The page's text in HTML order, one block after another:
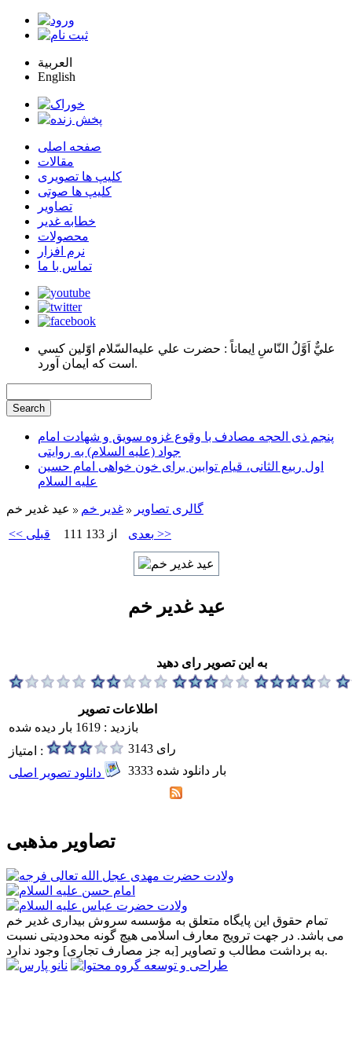
العربية
English
صفحه اصلی
مقالات
کلیپ ها تصویری
کلیپ ها صوتی
تصاویر
خطابه غدیر
محصولات
نرم افزار
تماس با ما
عليٌّ اَوَّلُ النّاسِ اِيماناً : حضرت علي عليه‌السّلام اوّلين كسي
است كه ايمان آورد.
پنجم ذی الحجه مصادف با وقوع غزوه سویق و شهادت امام
جواد (علیه السلام) به روایتی
اول ربیع الثانی، قیام توابین برای خون خواهی امام حسین
علیه السلام
گالری تصاویر غدير خم
عید غدیر خم
<< قبلی
111 از 133 بعدی >>
عید غدیر خم
به این تصویر رای دهید
اطلاعات تصویر
بازدید : 1619 بار دیده شده
امتیاز :
3143 رای
3333 بار دانلود شده
تصاویر مذهبی
تمام حقوق این پایگاه متعلق به مؤسسه سروش بیداری غدیر خم
می باشد. در جهت ترویج معارف اسلامی هیچ گونه محدودیتی نسبت
به برداشت مطالب و تصاویر [به جز مصارف تجاری] وجود ندارد.